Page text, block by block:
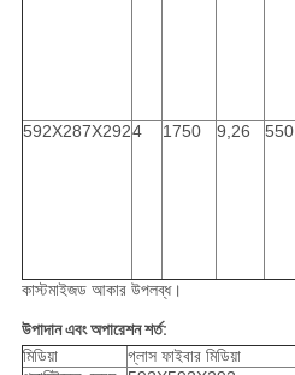
592X287X2924 1750 9,26 550
কাস্টমাইজড আকার উপলব্ধ।
উপাদান এবং অপারেশন শর্ত:
মিডিয়া
গ্লাস ফাইবার মিডিয়া